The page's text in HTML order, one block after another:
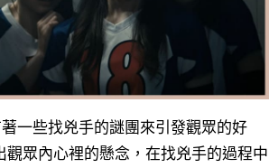
一些找兇手的謎團來引發觀眾的好
眾內心裡的懸念，在找兇手的過程中